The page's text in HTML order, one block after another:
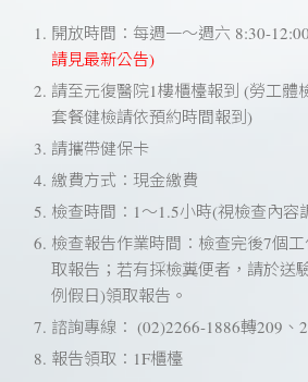
開放時間：每週一～週六 8:30-12:00
請見最新公告)
請至元復醫院1樓櫃檯報到 (勞工體
套餐健檢請依預約時間報到)
請攜帶健保卡
繳費方式：現金繳費
檢查時間：1～1.5小時(視檢查內容
檢查報告作業時間：檢查完後7個
取報告；若有採檢糞便者，請於送
例假日)領取報告。
諮詢專線： (02)2266-1886轉209、
報告領取：1F櫃檯